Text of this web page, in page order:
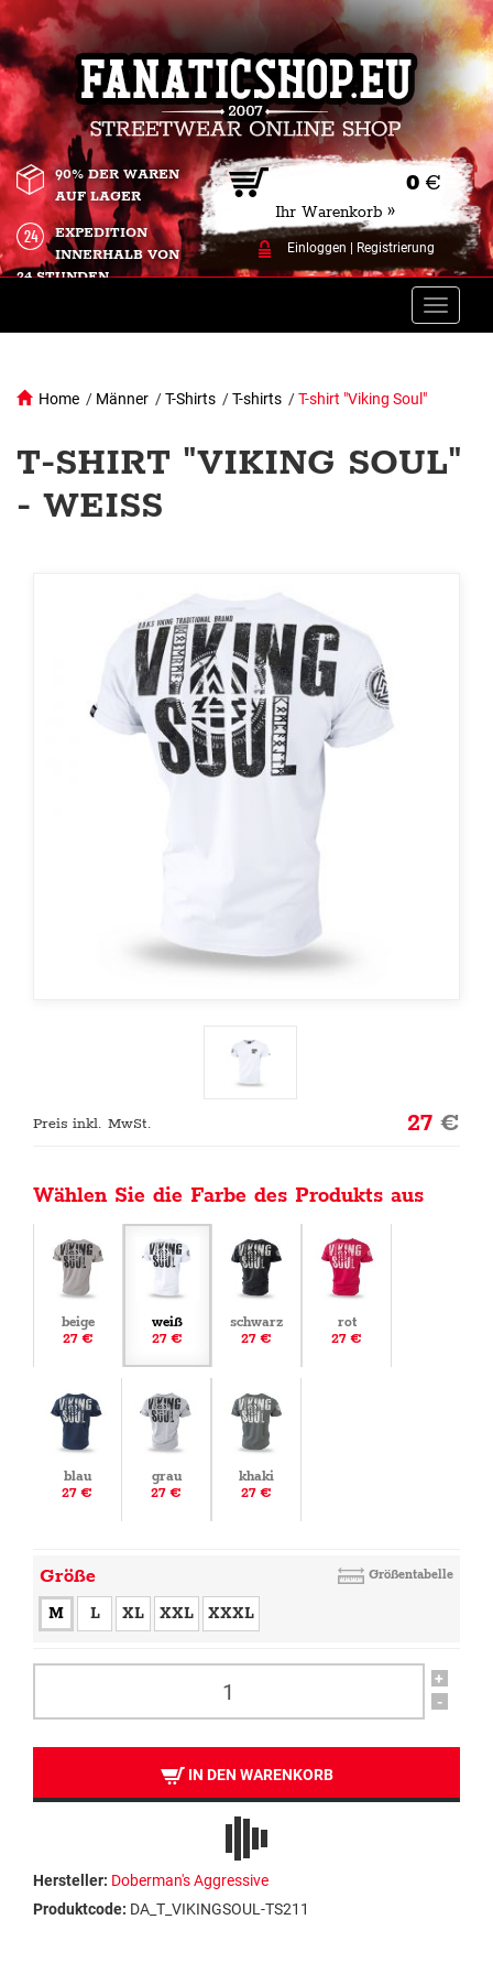
0 €
Ihr Warenkorb »
Einloggen Registrierung
90% DER WAREN
AUF LAGER
EXPEDITION
INNERHALB VON
24 STUNDEN.
Toggle
Home / Männer /T-Shirts /T-shirts /T-shirt "Viking Soul"
T-SHIRT "VIKING SOUL"
- WEISS
Preis inkl. MwSt. 27€
Wählen Sie die Farbe des Produkts aus
beige
27 €
weiß
27 €
schwarz
27 €
rot
27 €
blau
27 €
grau
27 €
khaki
27 €
Größe Größentabelle
M L XL XXL XXXL
+
-
IN DEN WARENKORB
Hersteller: Doberman's Aggressive
Produktcode: DA_T_VIKINGSOUL-TS211